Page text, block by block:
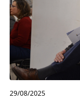
29/08/2025